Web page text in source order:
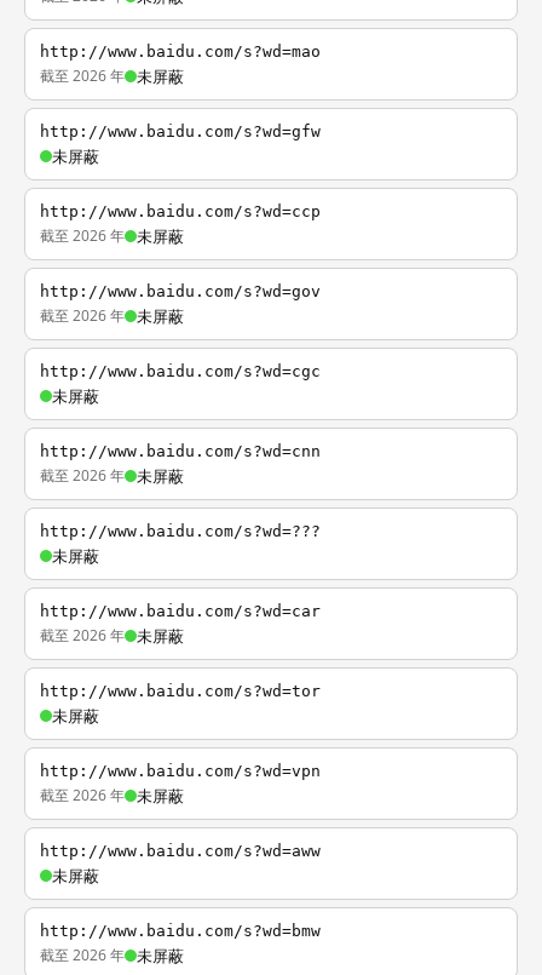
http://www.baidu.com/s?wd=mao
截至 2026 年 未屏蔽
http://www.baidu.com/s?wd=gfw
未屏蔽
http://www.baidu.com/s?wd=ccp
截至 2026 年 未屏蔽
http://www.baidu.com/s?wd=gov
截至 2026 年 未屏蔽
http://www.baidu.com/s?wd=cgc
未屏蔽
http://www.baidu.com/s?wd=cnn
截至 2026 年 未屏蔽
http://www.baidu.com/s?wd=???
未屏蔽
http://www.baidu.com/s?wd=car
截至 2026 年 未屏蔽
http://www.baidu.com/s?wd=tor
未屏蔽
http://www.baidu.com/s?wd=vpn
截至 2026 年 未屏蔽
http://www.baidu.com/s?wd=aww
未屏蔽
http://www.baidu.com/s?wd=bmw
截至 2026 年 未屏蔽